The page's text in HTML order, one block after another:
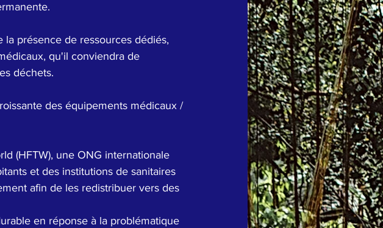
présence de ressources dédiés,
qu'il conviendra de
déchets.
des équipements médicaux /
(HFTW), une ONG internationale
et des institutions de sanitaires
afin de les redistribuer vers des
en réponse à la problématique